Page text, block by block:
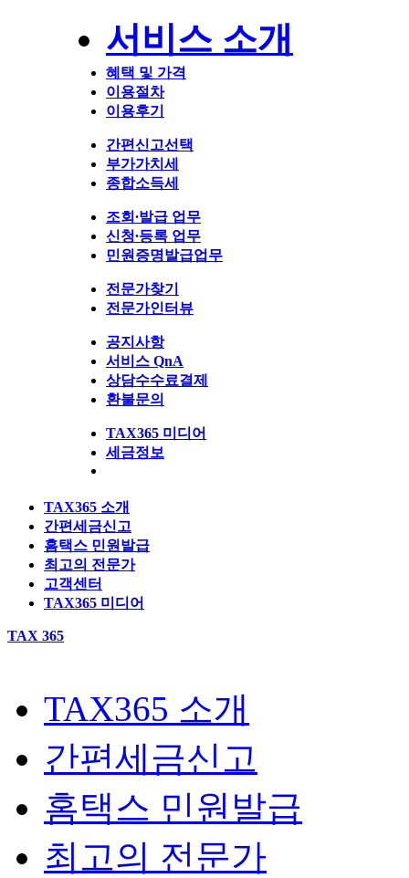
서비스 소개
혜택 및 가격
이용절차
이용후기
간편신고선택
부가가치세
종합소득세
조회∙발급 업무
신청∙등록 업무
민원증명발급업무
전문가찾기
전문가인터뷰
공지사항
서비스 QnA
상담수수료결제
환불문의
TAX365 미디어
세금정보
TAX365 소개
간편세금신고
홈택스 민원발급
최고의 전문가
고객센터
TAX365 미디어
TAX 365
TAX365 소개
간편세금신고
홈택스 민원발급
최고의 전문가